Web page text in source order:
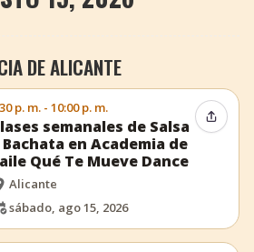
DE ALICANTE
p. m. - 10:00 p. m.
semanales de Salsa
en Academia de
Qué Te Mueve Dance
Alicante
sábado, ago 15, 2026